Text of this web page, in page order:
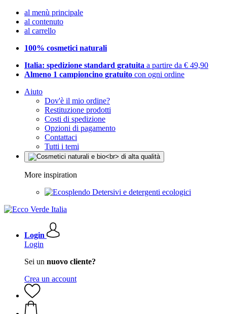
al menù principale
al contenuto
al carrello
100% cosmetici naturali
Italia: spedizione standard gratuita a partire da € 49,90
Almeno 1 campioncino gratuito con ogni ordine
Aiuto
Dov'è il mio ordine?
Restituzione prodotti
Costi di spedizione
Opzioni di pagamento
Contattaci
Tutti i temi
More inspiration
Detersivi e detergenti ecologici
Login
Login
Sei un nuovo cliente?
Crea un account